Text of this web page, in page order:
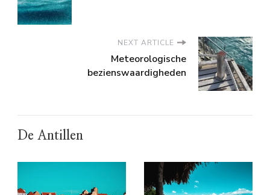
NEXT ARTICLE
Meteorologische
bezienswaardigheden
De Antillen